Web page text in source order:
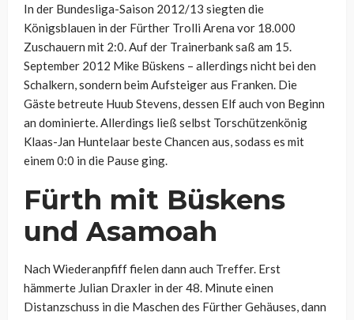
In der Bundesliga-Saison 2012/13 siegten die
Königsblauen in der Fürther Trolli Arena vor 18.000
Zuschauern mit 2:0. Auf der Trainerbank saß am 15.
September 2012 Mike Büskens – allerdings nicht bei den
Schalkern, sondern beim Aufsteiger aus Franken. Die
Gäste betreute Huub Stevens, dessen Elf auch von Beginn
an dominierte. Allerdings ließ selbst Torschützenkönig
Klaas-Jan Huntelaar beste Chancen aus, sodass es mit
einem 0:0 in die Pause ging.
Fürth mit Büskens
und Asamoah
Nach Wiederanpfiff fielen dann auch Treffer. Erst
hämmerte Julian Draxler in der 48. Minute einen
Distanzschuss in die Maschen des Fürther Gehäuses, dann